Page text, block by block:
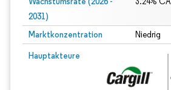
2031)
Marktkonzentration Niedrig
Hauptakteure
Bild © Mordor Intelligence.